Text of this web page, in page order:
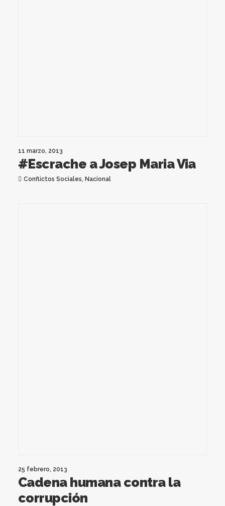
11 marzo, 2013
#Escrache a Josep Maria Via
Conflictos Sociales, Nacional
25 febrero, 2013
Cadena humana contra la
corrupción